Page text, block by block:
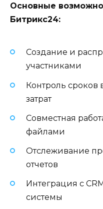
Основные
Битрикс24:
Создание и
участниками
Контроль
затрат
Совместная
файлами
Отслеживание
отчетов
Интеграция с
системы